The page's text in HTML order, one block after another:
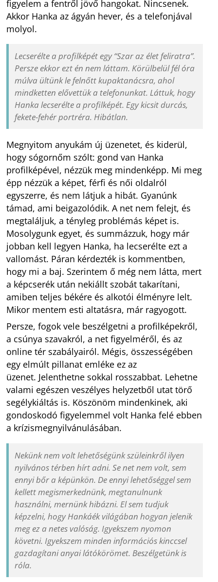
figyelem a fentről jövő hangokat. Nincsenek.
Akkor Hanka az ágyán hever, és a telefonjával
molyol.
Lecserélte a profilképét egy “Szar az élet feliratra”.
Persze ekkor ezt én nem láttam. Körülbelül fél óra
múlva ültünk le felnőtt kupaktanácsra, ahol
mindketten elővettük a telefonunkat. Láttuk, hogy
Hanka lecserélte a profilképét. Egy kicsit durcás,
fekete-fehér portréra. Hibátlan.
Megnyitom anyukám új üzenetet, és kiderül,
hogy sógornőm szólt: gond van Hanka
profilképével, nézzük meg mindenképp. Mi meg
épp nézzük a képet, férfi és női oldalról
egyszerre, és nem látjuk a hibát. Gyanúnk
támad, ami beigazolódik. A net nem felejt, és
megtaláljuk, a tényleg problémás képet is.
Mosolygunk egyet, és summázzuk, hogy már
jobban kell legyen Hanka, ha lecserélte ezt a
vallomást. Páran kérdezték is kommentben,
hogy mi a baj. Szerintem ő még nem látta, mert
a képcserék után nekiállt szobát takarítani,
amiben teljes békére és alkotói élményre lelt.
Mikor mentem esti altatásra, már ragyogott.
Persze, fogok vele beszélgetni a profilképekről,
a csúnya szavakról, a net figyelméről, és az
online tér szabályairól. Mégis, összességében
egy elmúlt pillanat emléke ez az
üzenet. Jelenthetne sokkal rosszabbat. Lehetne
valami egészen veszélyes helyzetből utat törő
segélykiáltás is. Köszönöm mindenkinek, aki
gondoskodó figyelemmel volt Hanka felé ebben
a krízismegnyilvánulásában.
Nekünk nem volt lehetőségünk szüleinkről ilyen
nyilvános térben hírt adni. Se net nem volt, sem
ennyi bőr a képünkön. De ennyi lehetőséggel sem
kellett megismerkednünk, megtanulnunk
használni, mernünk hibázni. El sem tudjuk
képzelni, hogy Hankáék világában hogyan jelenik
meg ez a netes valóság. Igyekszem nyomon
követni. Igyekszem minden információs kinccsel
gazdagítani anyai látókörömet. Beszélgetünk is
róla.